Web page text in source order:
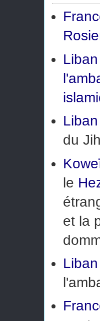
Liban
Liban
du
le
et la
Liban